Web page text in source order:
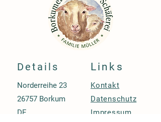
Details
Norderreihe 23
26757 Borkum
DE
Links
Kontakt
Datenschutz
Impressum